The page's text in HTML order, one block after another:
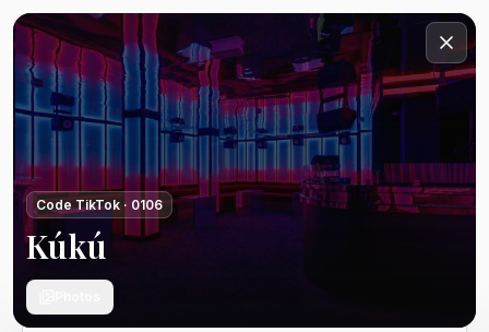
Code TikTok · 0106
Kúkú